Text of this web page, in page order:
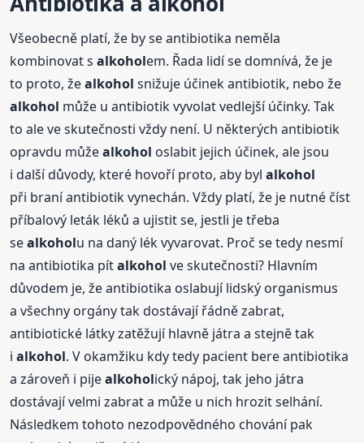
Všeobecně platí, že by se antibiotika neměla
kombinovat salkoholem. Řada lidí se domnívá, že je
to proto, žealkohol snižuje účinek antibiotik, nebo že
alkohol může u antibiotik vyvolat vedlejší účinky. Tak
to ale ve skutečnosti vždy není. U některých antibiotik
opravdu můžealkohol oslabit jejich účinek, ale jsou
i další důvody, které hovoří proto, aby bylalkohol
při braní antibiotik vynechán. Vždy platí, že je nutné číst
příbalový leták léků a ujistit se, jestli je třeba
sealkoholu na daný lék vyvarovat. Proč se tedy nesmí
na antibiotika pítalkohol ve skutečnosti? Hlavním
důvodem je, že antibiotika oslabují lidský organismus
a všechny orgány tak dostávají řádně zabrat,
antibiotické látky zatěžují hlavně játra a stejně tak
ialkohol. V okamžiku kdy tedy pacient bere antibiotika
a zároveň i pijealkoholický nápoj, tak jeho játra
dostávají velmi zabrat a může u nich hrozit selhání.
Následkem tohoto nezodpovědného chování pak